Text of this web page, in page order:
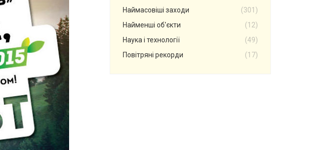
Наймасовіші заходи
(301)
Найменші об'єкти
(12)
Наука і технології
(49)
Повітряні рекорди
(17)